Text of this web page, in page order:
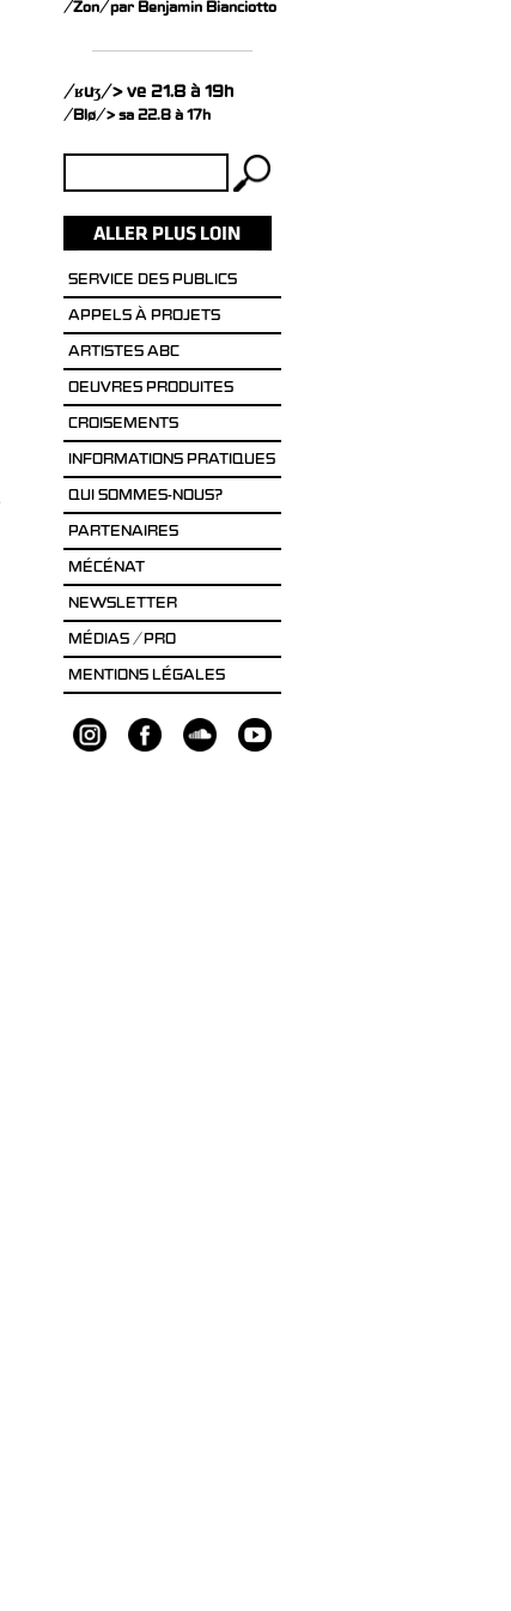
/Zon/ par Benjamin Bianciotto
/ʁuʒ/ > ve 21.8 à 19h
/Blø/ > sa 22.8 à 17h
SERVICE DES PUBLICS
APPELS À PROJETS
ARTISTES ABC
OEUVRES PRODUITES
CROISEMENTS
INFORMATIONS PRATIQUES
QUI SOMMES-NOUS?
PARTENAIRES
MÉCÉNAT
NEWSLETTER
MÉDIAS / PRO
MENTIONS LÉGALES